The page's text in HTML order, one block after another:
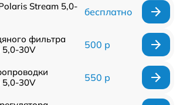
Stream 5,0-
бесплатно
фильтра
5,0-30V
500 р
5,0-30V
550 р